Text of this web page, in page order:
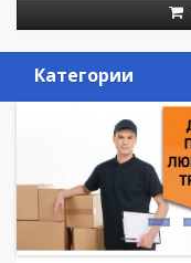
Категории